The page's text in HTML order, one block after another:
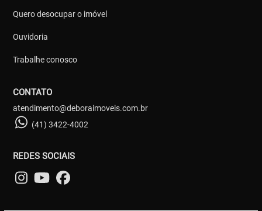
Quero desocupar o imóvel
Ouvidoria
Trabalhe conosco
CONTATO
atendimento@deboraimoveis.com.br
(41) 3422-4002
REDES SOCIAIS